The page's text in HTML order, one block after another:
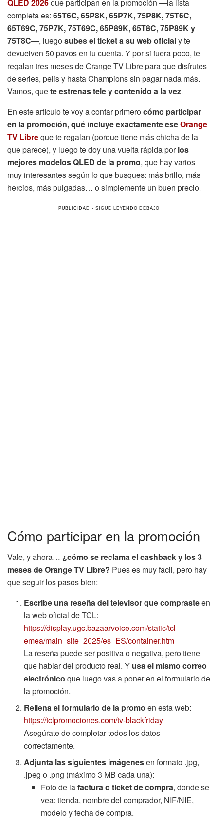
QLED 2026que participan en la promoción —la lista
completa es: 65T6C, 65P8K, 65P7K, 75P8K, 75T6C,
65T69C, 75P7K, 75T69C, 65P89K, 65T8C, 75P89K y
75T8C—, luegosubes el ticket a su web oficialy te
devuelven 50 pavos en tu cuenta. Y por si fuera poco, te
regalan tres meses de Orange TV Libre para que disfrutes
de series, pelis y hasta Champions sin pagar nada más.
Vamos, quete estrenas tele y contenido a la vez.
En este artículo te voy a contar primerocómo participar
en la promoción, qué incluye exactamente eseOrange
TV Libreque te regalan (porque tiene más chicha de la
que parece), y luego te doy una vuelta rápida porlos
mejores modelos QLED de la promo, que hay varios
muy interesantes según lo que busques: más brillo, más
hercios, más pulgadas… o simplemente un buen precio.
Cómo participar en la promoción
Vale, y ahora… ¿cómo se reclama el cashback y los 3
meses de Orange TV Libre? Pues es muy fácil, pero hay
que seguir los pasos bien:
Escribe una reseña del televisor que comprasteen
la web oficial de TCL:
https://display.ugc.bazaarvoice.com/static/tcl-
emea/main_site_2025/es_ES/container.htm
La reseña puede ser positiva o negativa, pero tiene
que hablar del producto real. Y usa el mismo correo
electrónico que luego vas a poner en el formulario de
la promoción.
Rellena el formulario de la promo en esta web:
https://tclpromociones.com/tv-blackfriday
Asegúrate de completar todos los datos
correctamente.
Adjunta las siguientes imágenesen formato .jpg,
.jpeg o .png (máximo 3 MB cada una):
Foto de lafactura o ticket de compra, donde se
vea: tienda, nombre del comprador, NIF/NIE,
modelo y fecha de compra.